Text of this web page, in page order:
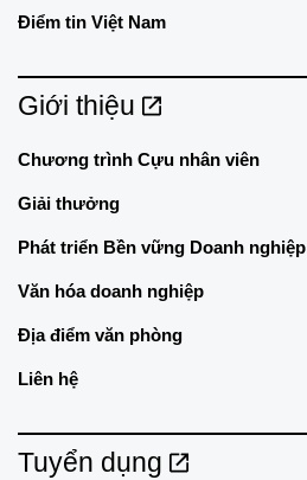
Điểm tin Việt Nam
Giới thiệu
Chương trình Cựu nhân viên
Giải thưởng
Phát triển Bền vững Doanh nghiệp
Văn hóa doanh nghiệp
Địa điểm văn phòng
Liên hệ
Tuyển dụng